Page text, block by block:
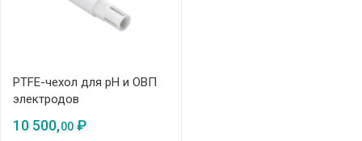
PTFE-чехол для рН и ОВП
электродов
10 500,00 ₽